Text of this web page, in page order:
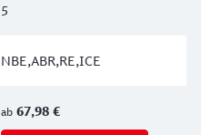
5
NBE,ABR,RE,ICE
ab 67,98 €